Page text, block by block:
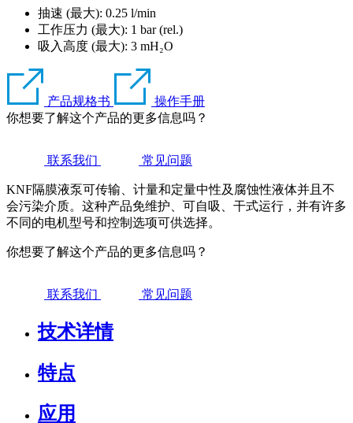
抽速 (最大): 0.25 l/min
工作压力 (最大): 1 bar (rel.)
吸入高度 (最大): 3 mH₂O
产品规格书
操作手册
你想要了解这个产品的更多信息吗？
联系我们 常见问题
KNF隔膜液泵可传输、计量和定量中性及腐蚀性液体并且不
会污染介质。这种产品免维护、可自吸、干式运行，并有许多
不同的电机型号和控制选项可供选择。
你想要了解这个产品的更多信息吗？
联系我们 常见问题
技术详情
特点
应用